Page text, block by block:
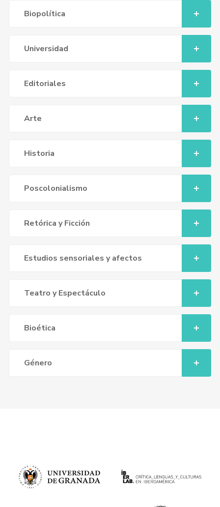
Biopolítica
Universidad
Editoriales
Arte
Historia
Poscolonialismo
Retórica y Ficción
Estudios sensoriales y afectos
Teatro y Espectáculo
Bioética
Género